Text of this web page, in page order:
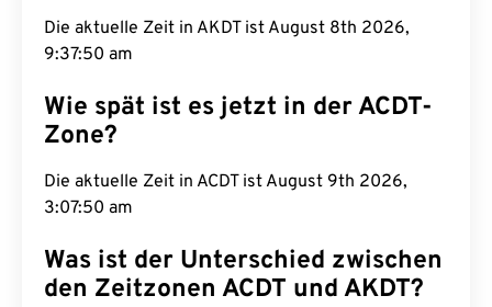
Die aktuelle Zeit in AKDT ist August 8th 2026,
9:37:51 am
Wie spät ist es jetzt in der ACDT-
Zone?
Die aktuelle Zeit in ACDT ist August 9th 2026,
3:07:51 am
Was ist der Unterschied zwischen
den Zeitzonen ACDT und AKDT?